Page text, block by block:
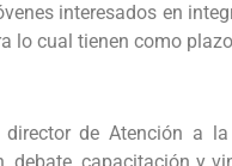
interesados en
lo cual tienen como
director de Atención a